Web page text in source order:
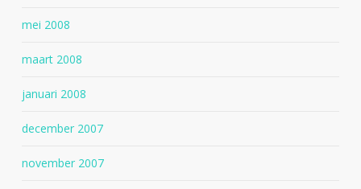
mei 2008
maart 2008
januari 2008
december 2007
november 2007